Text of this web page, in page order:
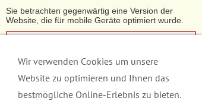
Sie betrachten gegenwärtig eine Version der
Website, die für mobile Geräte optimiert wurde.
Wir verwenden Cookies um unsere
Website zu optimieren und Ihnen das
bestmögliche Online-Erlebnis zu bieten.